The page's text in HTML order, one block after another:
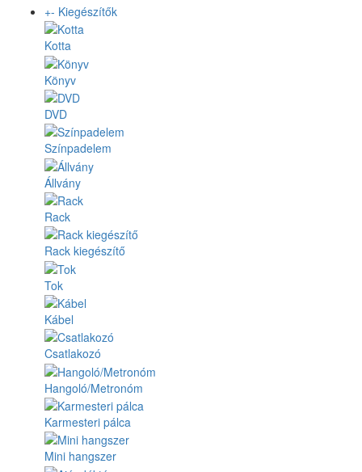
+- Kiegészítők
Kotta
Könyv
DVD
Színpadelem
Állvány
Rack
Rack kiegészítő
Tok
Kábel
Csatlakozó
Hangoló/Metronóm
Karmesteri pálca
Mini hangszer